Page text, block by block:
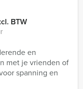
BTW
en
met je vrienden of
spanning en